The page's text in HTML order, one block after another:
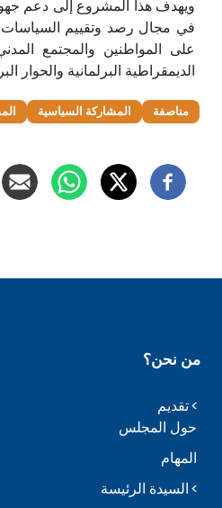
ويهدف هذا المشروع إلى دعم
في مجال رصد وتقييم السياسات
على المواطنين والمجتمع
الديمقراطية البرلمانية والحوار
مناصفة المشاركة السياسية
من نحن؟
تقديم
حول المجلس
المهام
السيدة الرئيسة